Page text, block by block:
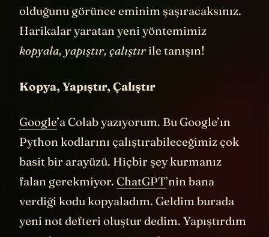
anlamam de gerekmiyor. Ne kadar basit
olduğunu görünce eminim şaşıracaksınız.
Harikalar yaratan yeni yöntemimiz
Google ’a Colab yazıyorum. Bu Google’ın
Python kodlarını çalıştırabileceğimiz çok
basit bir arayüzü. Hiçbir şey kurmanız
falan gerekmiyor.ChatGPT’nin bana
verdiği kodu kopyaladım. Geldim burada